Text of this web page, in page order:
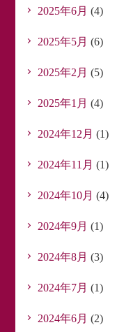
2025年6月 (4)
2025年5月 (6)
2025年2月 (5)
2025年1月 (4)
2024年12月 (1)
2024年11月 (1)
2024年10月 (4)
2024年9月 (1)
2024年8月 (3)
2024年7月 (1)
2024年6月 (2)